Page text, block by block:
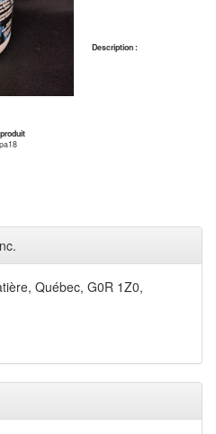
Description :
Québec, G0R 1Z0,